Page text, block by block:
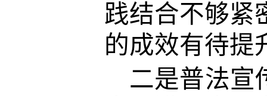
践结合不够紧
的成效有待提
二是普法宣